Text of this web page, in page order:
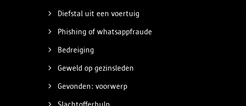
Diefstal uit een voertuig
Phishing of whatsappfraude
Bedreiging
Geweld op gezinsleden
Gevonden: voorwerp
Slachtofferhulp